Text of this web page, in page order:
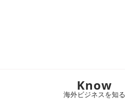
Know
海外ビジネスを知る